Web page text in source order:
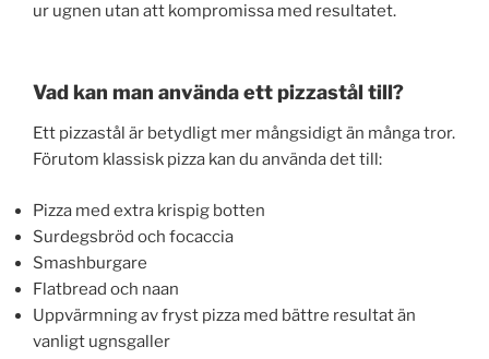
ur ugnen utan att kompromissa med resultatet.
Vad kan man använda ett pizzastål till?
Ett pizzastål är betydligt mer mångsidigt än många tror.
Förutom klassisk pizza kan du använda det till:
Pizza med extra krispig botten
Surdegsbröd och focaccia
Smashburgare
Flatbread och naan
Uppvärmning av fryst pizza med bättre resultat än
vanligt ugnsgaller